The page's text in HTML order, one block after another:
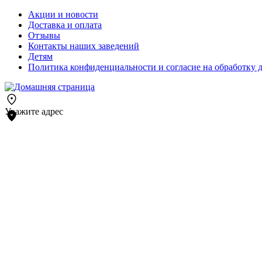
Акции и новости
Доставка и оплата
Отзывы
Контакты наших заведений
Детям
Политика конфиденциальности и согласие на обработку
Укажите адрес